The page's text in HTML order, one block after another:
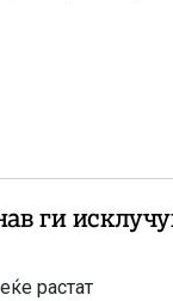
ги
растат